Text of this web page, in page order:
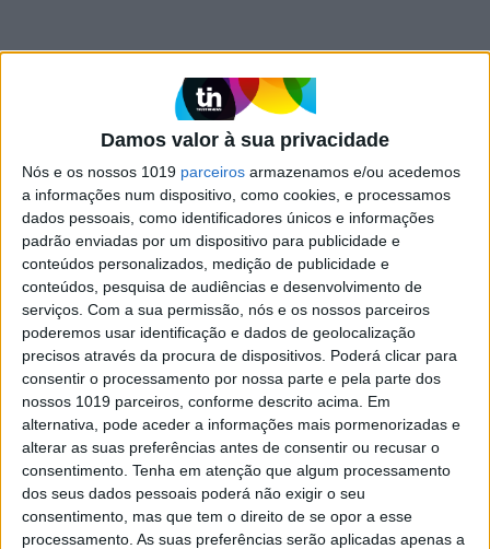
Damos valor à sua privacidade
Nós e os nossos 1019 parceiros armazenamos e/ou acedemos
a informações num dispositivo, como cookies, e processamos
dados pessoais, como identificadores únicos e informações
padrão enviadas por um dispositivo para publicidade e
conteúdos personalizados, medição de publicidade e
conteúdos, pesquisa de audiências e desenvolvimento de
serviços. Com a sua permissão, nós e os nossos parceiros
poderemos usar identificação e dados de geolocalização
precisos através da procura de dispositivos. Poderá clicar para
consentir o processamento por nossa parte e pela parte dos
nossos 1019 parceiros, conforme descrito acima. Em
alternativa, pode aceder a informações mais pormenorizadas e
alterar as suas preferências antes de consentir ou recusar o
consentimento. Tenha em atenção que algum processamento
dos seus dados pessoais poderá não exigir o seu
consentimento, mas que tem o direito de se opor a esse
processamento. As suas preferências serão aplicadas apenas a
Se7e
VISÃO SETE
A aldeia de um homem só
Fernando Gonçalves é o único habitante de Val de
Poldros, uma povoação abandonada no concelho
de Monção, conhecida como "a aldeia dos
hobbits". Não será propriamente o Senhor dos
Anéis, mas, no seu restaurante, os tesouros
gastronómicos do Alto Minho estão bem
guardados. No tema de capa da edição da VISÃO
Se7e desta semana, esta quinta nas bancas,
redescobrimos a região